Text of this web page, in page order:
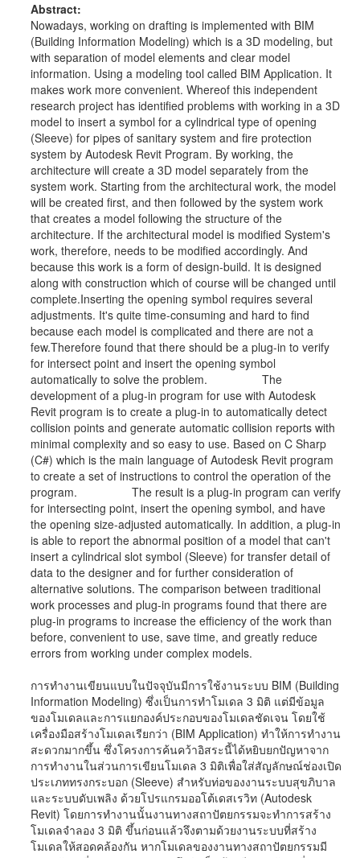
Abstract:
Nowadays, working on drafting is implemented with BIM
(Building Information Modeling) which is a 3D modeling, but
with separation of model elements and clear model
information. Using a modeling tool called BIM Application. It
makes work more convenient. Whereof this independent
research project has identified problems with working in a 3D
model to insert a symbol for a cylindrical type of opening
(Sleeve) for pipes of sanitary system and fire protection
system by Autodesk Revit Program. By working, the
architecture will create a 3D model separately from the
system work. Starting from the architectural work, the model
will be created first, and then followed by the system work
that creates a model following the structure of the
architecture. If the architectural model is modified System's
work, therefore, needs to be modified accordingly. And
because this work is a form of design-build. It is designed
along with construction which of course will be changed until
complete.Inserting the opening symbol requires several
adjustments. It's quite time-consuming and hard to find
because each model is complicated and there are not a
few.Therefore found that there should be a plug-in to verify
for intersect point and insert the opening symbol
automatically to solve the problem. The
development of a plug-in program for use with Autodesk
Revit program is to create a plug-in to automatically detect
collision points and generate automatic collision reports with
minimal complexity and so easy to use. Based on C Sharp
(C#) which is the main language of Autodesk Revit program
to create a set of instructions to control the operation of the
program. The result is a plug-in program can verify
for intersecting point, insert the opening symbol, and have
the opening size-adjusted automatically. In addition, a plug-in
is able to report the abnormal position of a model that can't
insert a cylindrical slot symbol (Sleeve) for transfer detail of
data to the designer and for further consideration of
alternative solutions. The comparison between traditional
work processes and plug-in programs found that there are
plug-in programs to increase the efficiency of the work than
before, convenient to use, save time, and greatly reduce
errors from working under complex models.
การทำงานเขียนแบบในปัจจุบันมีการใช้งานระบบ BIM (Building
Information Modeling) ซึ่งเป็นการทำโมเดล 3 มิติ แต่มีข้อมูล
ของโมเดลและการแยกองค์ประกอบของโมเดลชัดเจน โดยใช้
เครื่องมือสร้างโมเดลเรียกว่า (BIM Application) ทำให้การทำงาน
สะดวกมากขึ้น ซึ่งโครงการค้นคว้าอิสระนี้ได้หยิบยกปัญหาจาก
การทำงานในส่วนการเขียนโมเดล 3 มิติเพื่อใส่สัญลักษณ์ช่องเปิด
ประเภททรงกระบอก (Sleeve) สำหรับท่อของงานระบบสุขภิบาล
และระบบดับเพลิง ด้วยโปรแกรมออโต้เดสเรวิท (Autodesk
Revit) โดยการทำงานนั้นงานทางสถาปัตยกรรมจะทำการสร้าง
โมเดลจำลอง 3 มิติ ขึ้นก่อนแล้วจึงตามด้วยงานระบบที่สร้าง
โมเดลให้สอดคล้องกัน หากโมเดลของงานทางสถาปัตยกรรมมี